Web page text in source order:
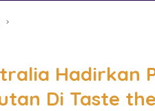
Hadirkan
Di Taste